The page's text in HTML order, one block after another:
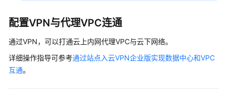
联
网
公
配置VPN与代理VPC连通
通过VPN，可以打通云上内网代理VPC与云下网络。
详细操作指导可参考通过站点入云VPN企业版实现数据中心和VPC
互通。